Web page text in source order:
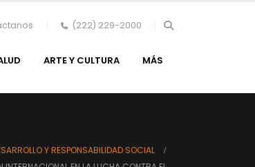
(222) 229-2000
ARTE Y CULTURA MÁS
Y RESPONSABILIDAD SOCIAL